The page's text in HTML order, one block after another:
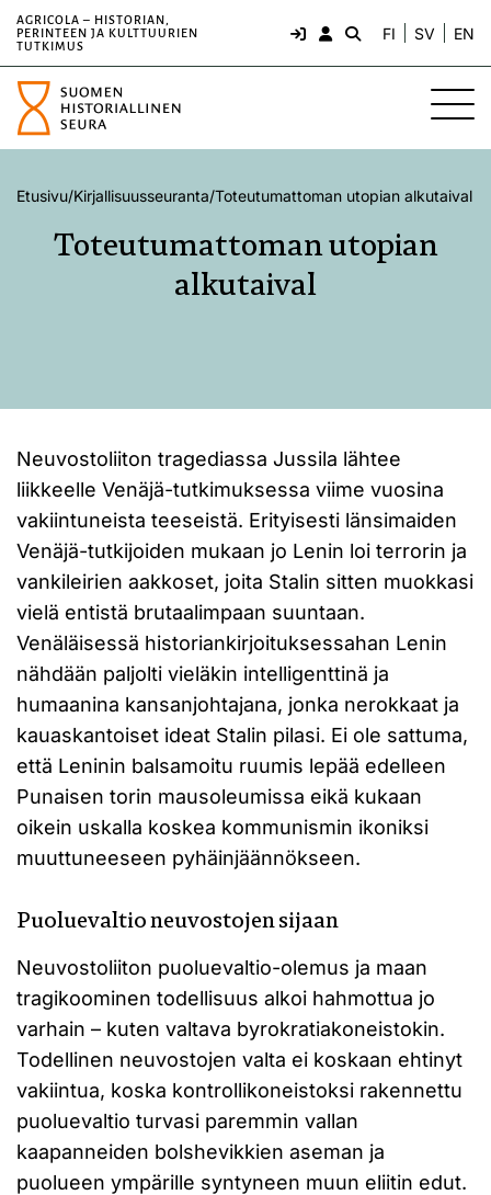
AGRICOLA – HISTORIAN,
PERINTEEN JA KULTTUURIEN
TUTKIMUS
FI SV EN
Etusivu/Kirjallisuusseuranta/Toteutumattoman utopian alkutaival
Toteutumattoman utopian
alkutaival
Neuvostoliiton tragediassa Jussila lähtee
liikkeelle Venäjä-tutkimuksessa viime vuosina
vakiintuneista teeseistä. Erityisesti länsimaiden
Venäjä-tutkijoiden mukaan jo Lenin loi terrorin ja
vankileirien aakkoset, joita Stalin sitten muokkasi
vielä entistä brutaalimpaan suuntaan.
Venäläisessä historiankirjoituksessahan Lenin
nähdään paljolti vieläkin intelligenttinä ja
humaanina kansanjohtajana, jonka nerokkaat ja
kauaskantoiset ideat Stalin pilasi. Ei ole sattuma,
että Leninin balsamoitu ruumis lepää edelleen
Punaisen torin mausoleumissa eikä kukaan
oikein uskalla koskea kommunismin ikoniksi
muuttuneeseen pyhäinjäännökseen.
Puoluevaltio neuvostojen sijaan
Neuvostoliiton puoluevaltio-olemus ja maan
tragikoominen todellisuus alkoi hahmottua jo
varhain – kuten valtava byrokratiakoneistokin.
Todellinen neuvostojen valta ei koskaan ehtinyt
vakiintua, koska kontrollikoneistoksi rakennettu
puoluevaltio turvasi paremmin vallan
kaapanneiden bolshevikkien aseman ja
puolueen ympärille syntyneen muun eliitin edut.